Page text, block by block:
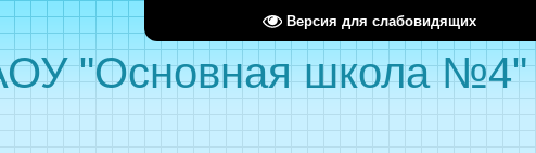
Версия для слабовидящих
"Основная школа №4"